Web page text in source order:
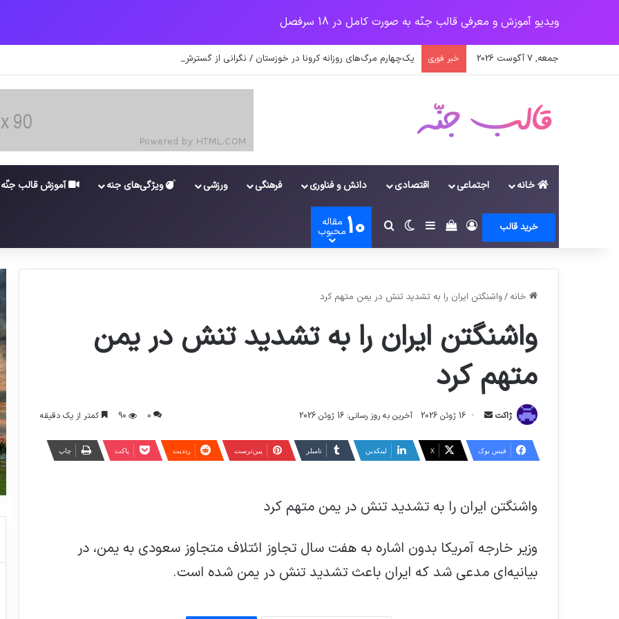
ویدیو آموزش و معرفی قالب جنّه به صورت کامل در 18 سرفصل
جمعه, 7 آگوست 2026 خبر فوری یک‌چهارم مرگ‌های روزانه کرونا در خوزستان / نگرانی از گسترش ویروس انگلیسی در تهران
خانه اجتماعی اقتصادی دانش و فناوری فرهنگی ورزشی ویژگی‌های جنه آموزش قالب جنّه
خرید قالب وروددیدن سبد خرید
سایدبارتغییر پوسته
جستجو برای
10 مقاله
محبوب
خانه /واشنگتن ایران را به تشدید تنش در یمن متهم کرد
واشنگتن ایران را به تشدید تنش در یمن
متهم کرد
ژاکت
ارسال 16 ژوئن 2026 آخرین به روز رسانی: 16 ژوئن 2026 0
90 کمتر از یک دقیقه
فیس بوک X لینکدین ‫تامبلر ‫پین‌ترست ‫رددیت پاکت چاپ
واشنگتن ایران را به تشدید تنش در یمن متهم کرد
وزیر خارجه آمریکا بدون اشاره به هفت سال تجاوز ائتلاف متجاوز سعودی به یمن، در
بیانیه‌ای مدعی شد که ایران باعث تشدید تنش در یمن شده است.